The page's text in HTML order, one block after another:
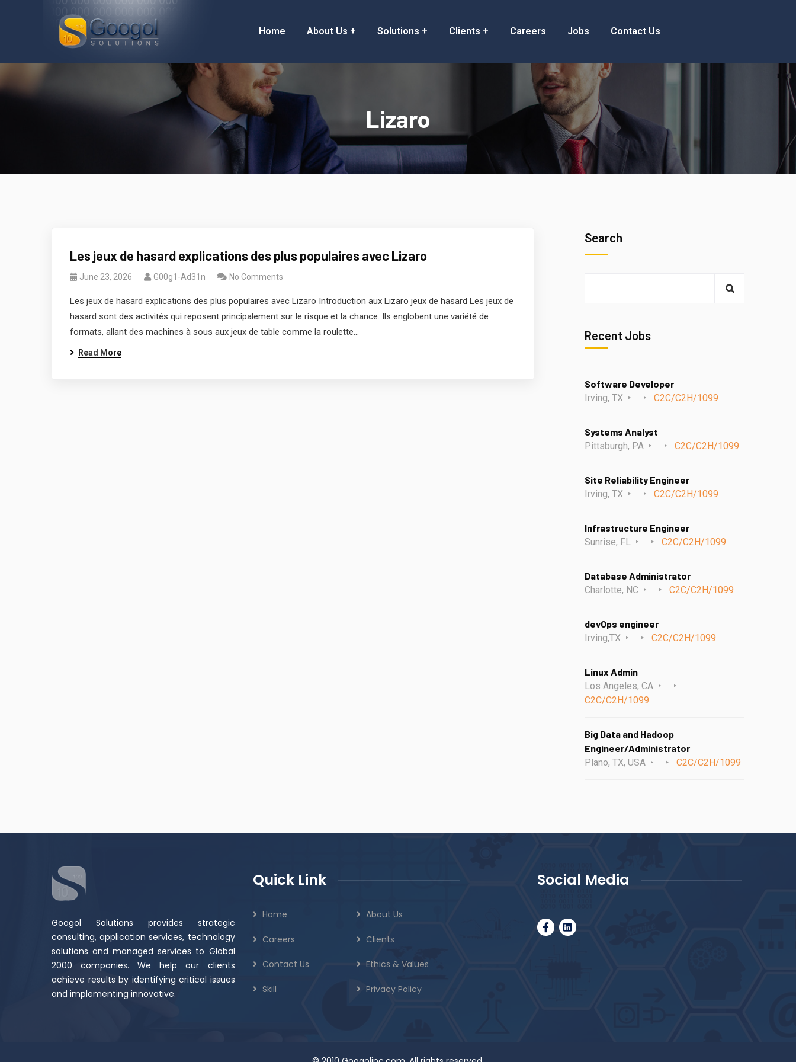
Home About Us Solutions Clients Careers Jobs Contact Us
Lizaro
Les jeux de hasard explications des plus populaires avec Lizaro
June 23, 2026 G00g1-Ad31n No Comments
Les jeux de hasard explications des plus populaires avec Lizaro Introduction aux Lizaro jeux de hasard Les jeux de
hasard sont des activités qui reposent principalement sur le risque et la chance. Ils englobent une variété de
formats, allant des machines à sous aux jeux de table comme la roulette…
Read More
Search
Recent Jobs
Software Developer
Irving, TX
C2C/C2H/1099
Systems Analyst
Pittsburgh, PA
C2C/C2H/1099
Site Reliability Engineer
Irving, TX
C2C/C2H/1099
Infrastructure Engineer
Sunrise, FL
C2C/C2H/1099
Database Administrator
Charlotte, NC
C2C/C2H/1099
devOps engineer
Irving,TX
C2C/C2H/1099
Linux Admin
Los Angeles, CA
C2C/C2H/1099
Big Data and Hadoop
Engineer/Administrator
Plano, TX, USA
C2C/C2H/1099
Googol Solutions provides strategic
consulting, application services, technology
solutions and managed services to Global
2000 companies. We help our clients
achieve results by identifying critical issues
and implementing innovative.
Quick Link
Home About Us
Careers Clients
Contact Us Ethics & Values
Skill Privacy Policy
Social Media